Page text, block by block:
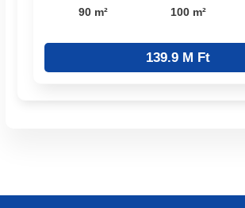
90 m² 100 m²
139.9 M Ft